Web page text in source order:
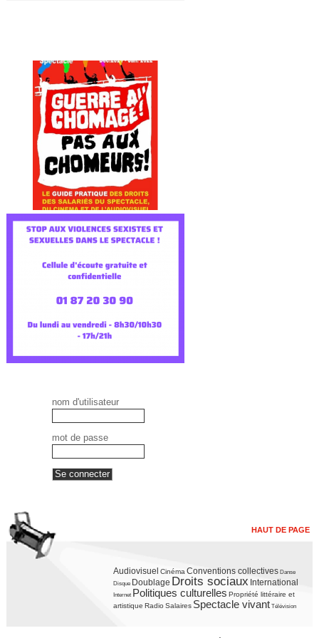
nom d'utilisateur
mot de passe
HAUT DE PAGE
Audiovisuel Cinéma Conventions collectives Danse
Disque Doublage Droits sociaux International
Internet Politiques culturelles Propriété littéraire et
artistique Radio Salaires Spectacle vivant Télévision